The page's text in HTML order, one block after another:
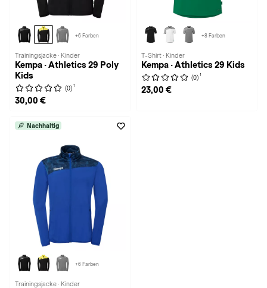
+6 Farben
Trainingsjacke · Kinder
Kempa · Athletics 29 Poly
Kids
(0) 1
30,00 €
+8 Farben
T-Shirt · Kinder
Kempa · Athletics 29 Kids
(0) 1
23,00 €
Nachhaltig
+6 Farben
Trainingsjacke · Kinder